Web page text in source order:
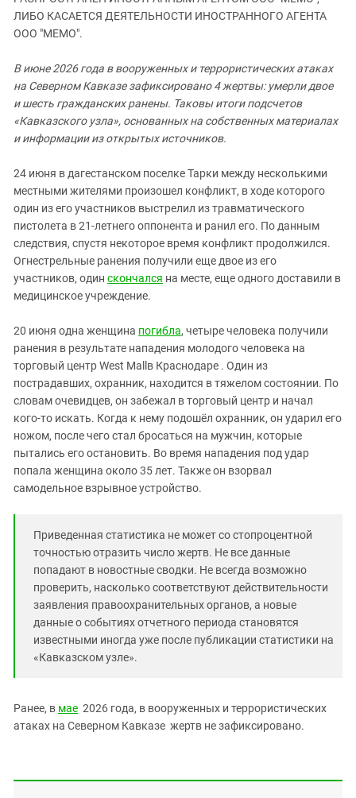
ЗАСТАВЛЯЕТ
МОБИЛИЗАЦИЯ И ПРОТЕСТЫ
Дагестан
Ингушетия
Кабардино-Балкария
Калмыкия
Карачаево-Черкесия
Краснодарский край
Российская Федерация
Ростовская область
СКФО
Ставропольский край
Южная Осетия
Южный Кавказ
ЮФО
ЛИБО КАСАЕТСЯ ДЕЯТЕЛЬНОСТИ ИНОСТРАННОГО АГЕНТА
ООО "МЕМО".
В июне 2026 года в вооруженных и террористических атаках
на Северном Кавказе зафиксировано 4 жертвы: умерли двое
и шесть гражданских ранены. Таковы итоги подсчетов
«Кавказского узла», основанных на собственных материалах
и информации из открытых источников.
24 июня в дагестанском поселке Тарки между несколькими
местными жителями произошел конфликт, в ходе которого
один из его участников выстрелил из травматического
пистолета в 21-летнего оппонента и ранил его. По данным
следствия, спустя некоторое время конфликт продолжился.
Огнестрельные ранения получили еще двое из его
участников, один скончался на месте, еще одного доставили в
медицинское учреждение.
20 июня одна женщина погибла, четыре человека получили
ранения в результате нападения молодого человека на
торговый центр West Mallв Краснодаре . Один из
пострадавших, охранник, находится в тяжелом состоянии. По
словам очевидцев, он забежал в торговый центр и начал
кого-то искать. Когда к нему подошёл охранник, он ударил его
ножом, после чего стал бросаться на мужчин, которые
пытались его остановить. Во время нападения под удар
попала женщина около 35 лет. Также он взорвал
самодельное взрывное устройство.
Приведенная статистика не может со стопроцентной
точностью отразить число жертв. Не все данные
попадают в новостные сводки. Не всегда возможно
проверить, насколько соответствуют действительности
заявления правоохранительных органов, а новые
данные о событиях отчетного периода становятся
известными иногда уже после публикации статистики на
«Кавказском узле».
Ранее, в мае 2026 года, в вооруженных и террористических
атаках на Северном Кавказе жертв не зафиксировано.